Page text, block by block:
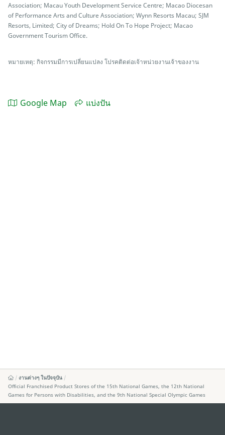
Association; Macau Youth Development Service Centre; Macao Diocesan
of Performance Arts and Culture Association; Wynn Resorts Macau; SJM
Resorts, Limited; City of Dreams; Hold On To Hope Project; Macao
Government Tourism Office.
หมายเหตุ: กิจกรรมมีการเปลี่ยนแปลง โปรคติดต่อเจ้าหน่วยงานเจ้าของงาน
Google Map แบ่งปัน
งานต่างๆ ในปัจจุบัน
Official Franchised Product Stores of the 15th National Games, the 12th National
Games for Persons with Disabilities, and the 9th National Special Olympic Games